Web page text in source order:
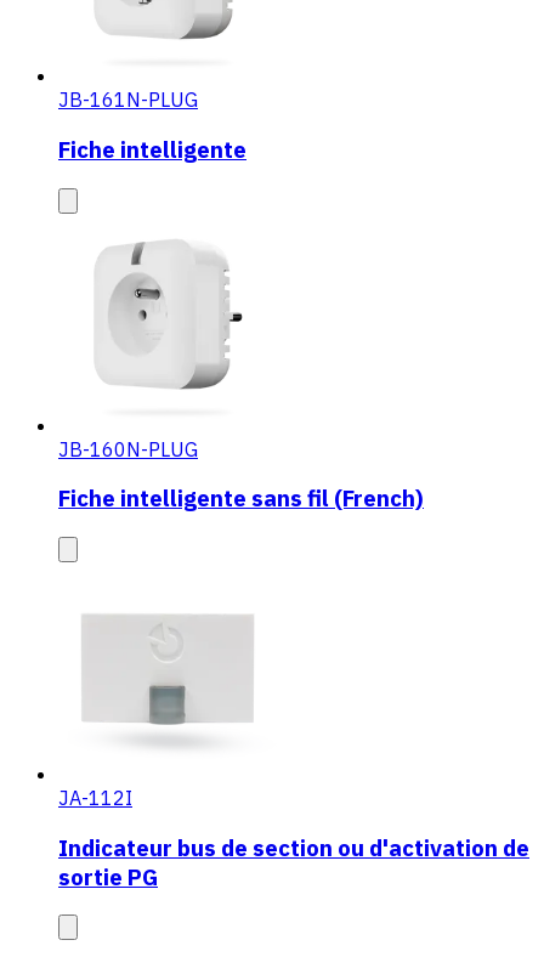
JB-161N-PLUG
Fiche intelligente
JB-160N-PLUG
Fiche intelligente sans fil (French)
JA-112I
Indicateur bus de section ou d'activation de
sortie PG